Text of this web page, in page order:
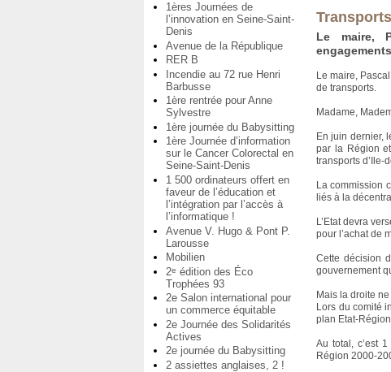
1ères Journées de
l’innovation en Seine-Saint-
Denis
Avenue de la République
RER B
Incendie au 72 rue Henri
Barbusse
1ère rentrée pour Anne
Sylvestre
1ère journée du Babysitting
1ère Journée d’information
sur le Cancer Colorectal en
Seine-Saint-Denis
1 500 ordinateurs offert en
faveur de l’éducation et
l’intégration par l’accès à
l’informatique !
Avenue V. Hugo & Pont P.
Larousse
Mobilien
2e édition des Éco
Trophées 93
2e Salon international pour
un commerce équitable
2e Journée des Solidarités
Actives
2e journée du Babysitting
2 assiettes anglaises, 2 !
Le maire,
Le maire,
de transports.
Madame,
En juin dernier,
par la Région
transports d’Ile-
La commission
liés à la
L’Etat devra
pour l’achat de
Cette décision
gouvernement
Mais la droite
Lors du comité
plan Etat-
Au total, c’est
Région 2000-